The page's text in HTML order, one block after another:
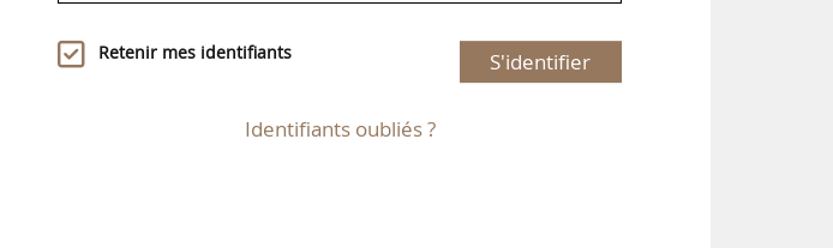
Retenir mes identifiants S'identifier
Identifiants oubliés ?